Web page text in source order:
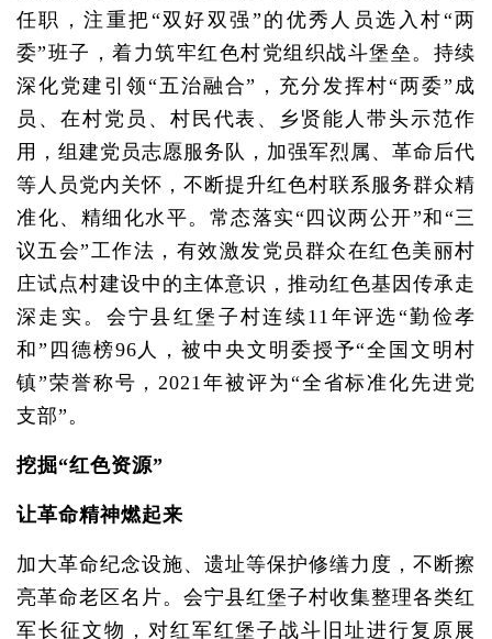
任职，注重把“双好双强”的优秀人员选入村“两
委”班子，着力筑牢红色村党组织战斗堡垒。持续
深化党建引领“五治融合”，充分发挥村“两委”成
员、在村党员、村民代表、乡贤能人带头示范作
用，组建党员志愿服务队，加强军烈属、革命后代
等人员党内关怀，不断提升红色村联系服务群众精
准化、精细化水平。常态落实“四议两公开”和“三
议五会”工作法，有效激发党员群众在红色美丽村
庄试点村建设中的主体意识，推动红色基因传承走
深走实。会宁县红堡子村连续11年评选“勤俭孝
和”四德榜96人，被中央文明委授予“全国文明村
镇”荣誉称号，2021年被评为“全省标准化先进党
支部”。
挖掘“红色资源”
让革命精神燃起来
加大革命纪念设施、遗址等保护修缮力度，不断擦
亮革命老区名片。会宁县红堡子村收集整理各类红
军长征文物，对红军红堡子战斗旧址进行复原展